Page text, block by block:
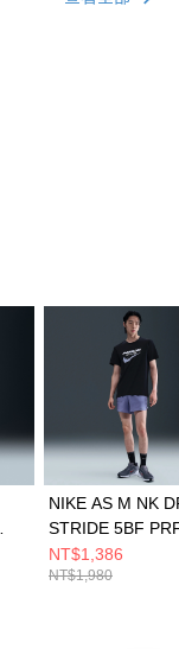
NIKE AS M NK
STRIDE 5BF
S 男 短褲
NT$1,386
NT$1,980